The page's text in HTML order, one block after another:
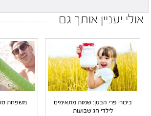
אולי יעניין אותך גם
ביכורי פרי הבטן: שמות מתאימים
לילדי חג שבועות
משפחת